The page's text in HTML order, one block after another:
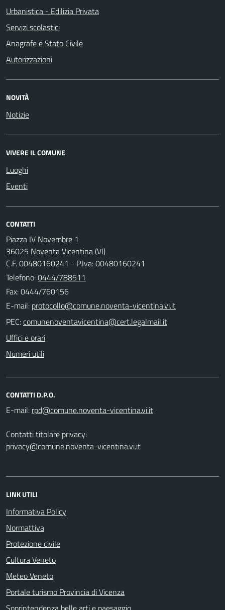
Urbanistica - Edilizia Privata
Servizi scolastici
Anagrafe e Stato Civile
Autorizzazioni
NOVITÀ
Notizie
VIVERE IL COMUNE
Luoghi
Eventi
CONTATTI
Piazza IV Novembre 1
36025 Noventa Vicentina (VI)
C.F. 00480160241 - P.Iva: 00480160241
Telefono:0444/788511
Fax: 0444/760156
E-mail:
PEC:
Uffici e orari
Numeri utili
CONTATTI D.P.O.
E-mail:
Contatti titolare privacy:
privacy@comune.noventa-vicentina.vi.it
LINK UTILI
Informativa Policy
Normattiva
Protezione civile
Cultura Veneto
Meteo Veneto
Portale turismo Provincia di Vicenza